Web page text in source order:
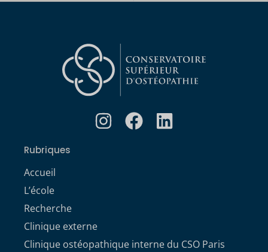
Rubriques
Accueil
L’école
Recherche
Clinique externe
Clinique ostéopathique interne du CSO Paris